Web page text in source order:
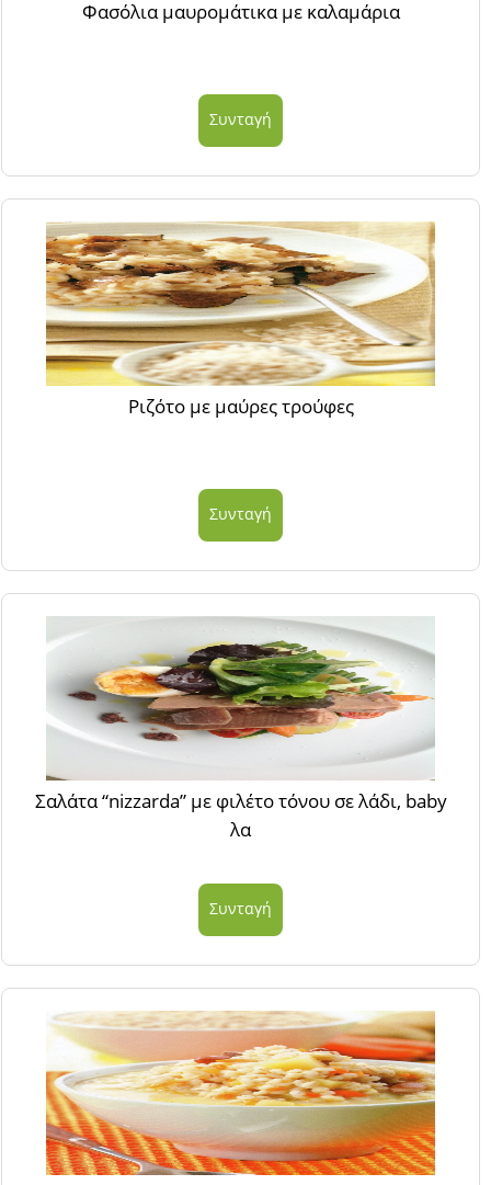
Φασόλια μαυρομάτικα με καλαμάρια
Συνταγή
Ριζότο με μαύρες τρούφες
Συνταγή
Σαλάτα “nizzarda” με φιλέτο τόνου σε λάδι, baby
λα
Συνταγή